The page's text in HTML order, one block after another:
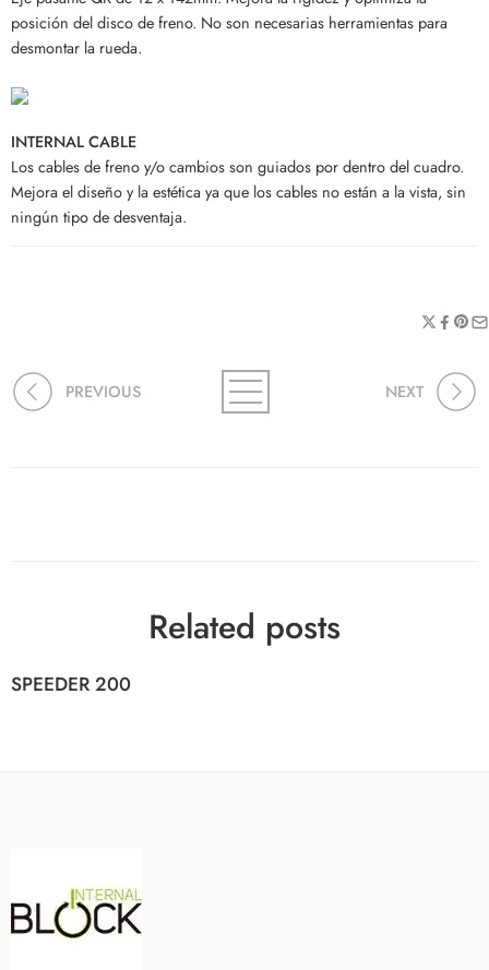
posición del disco de freno. No son necesarias herramientas para
desmontar la rueda.
INTERNAL CABLE
Los cables de freno y/o cambios son guiados por dentro del cuadro.
Mejora el diseño y la estética ya que los cables no están a la vista, sin
ningún tipo de desventaja.
PREVIOUS NEXT
Related posts
SPEEDER 200